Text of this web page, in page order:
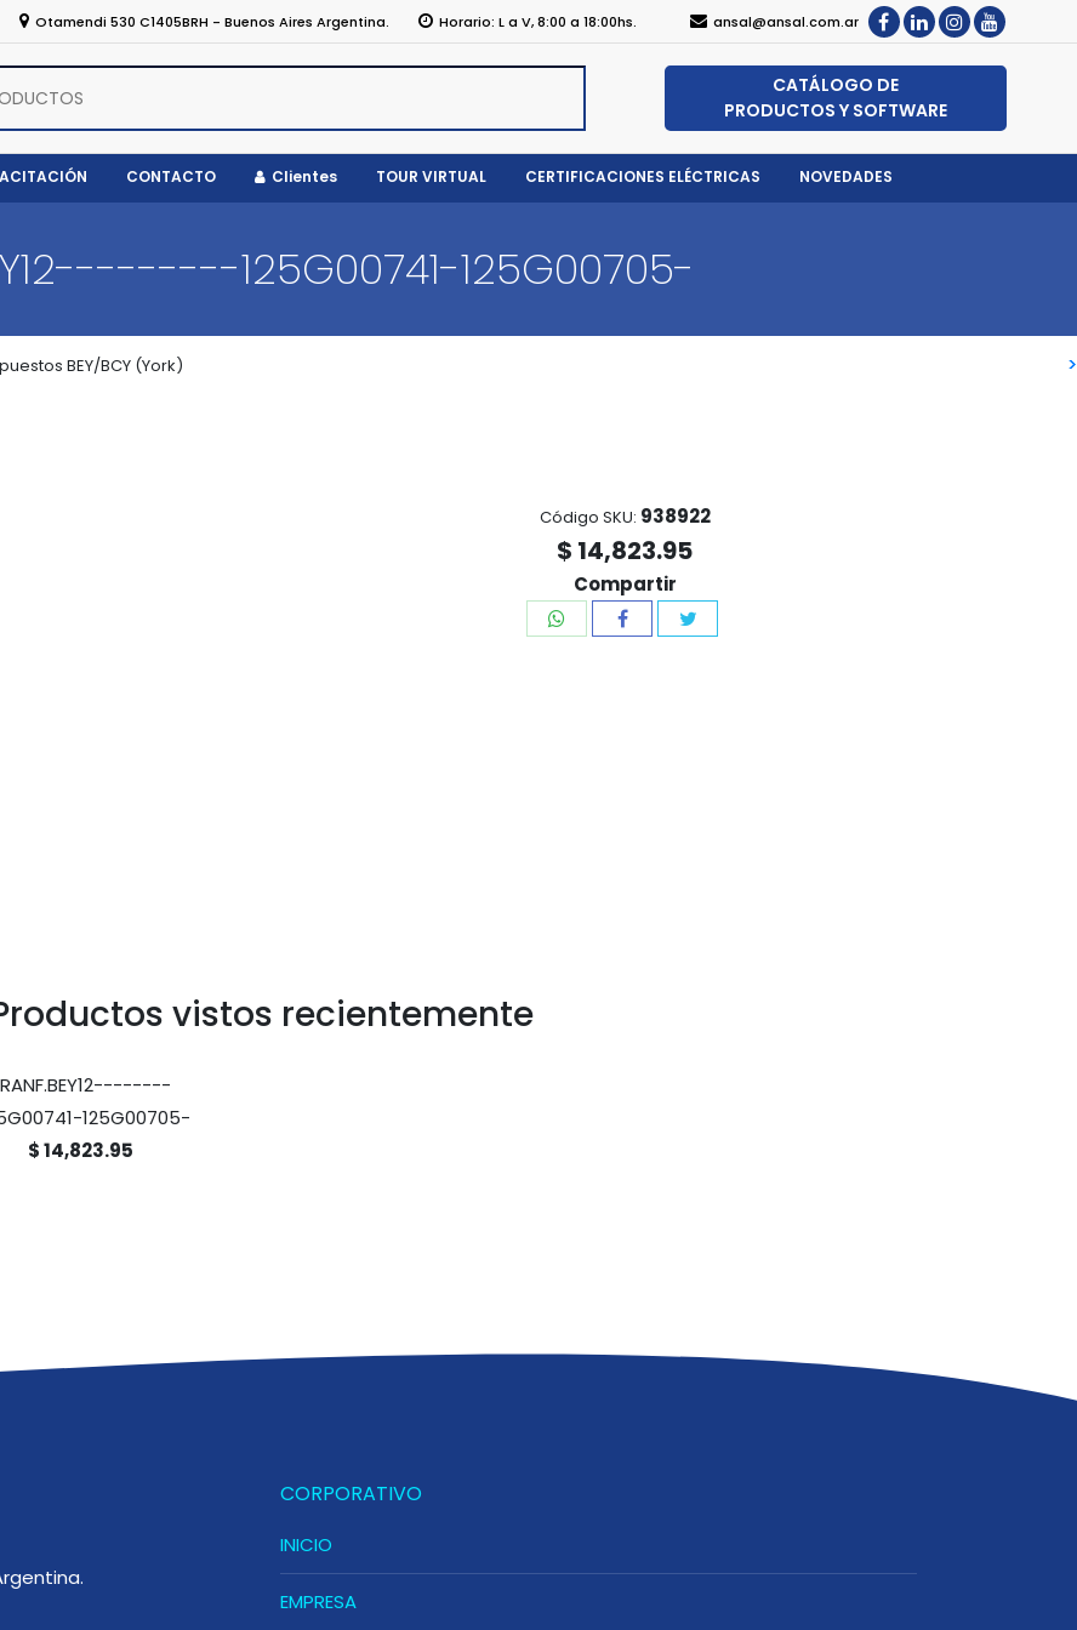
Otamendi 530 C1405BRH - Buenos Aires Argentina. Horario: L a V, 8:00 a 18:00hs. ansal@ansal.com.ar
CATÁLOGO DE
PRODUCTOS Y SOFTWARE
CONTACTO Clientes TOUR VIRTUAL CERTIFICACIONES ELÉCTRICAS NOVEDADES
125G00741-125G00705-
>
>
BEY/BCY (York)
Código SKU: 938922
$ 14,823.95
Compartir
vistos recientemente
125G00705-
$ 14,823.95
CORPORATIVO
INICIO
EMPRESA